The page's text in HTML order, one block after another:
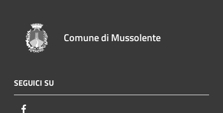
Comune di Mussolente
SEGUICI SU